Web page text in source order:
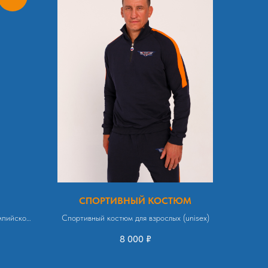
СПОРТИВНЫЙ КОСТЮМ
Спортивный костюм для взрослых (unisex)
8 000 ₽